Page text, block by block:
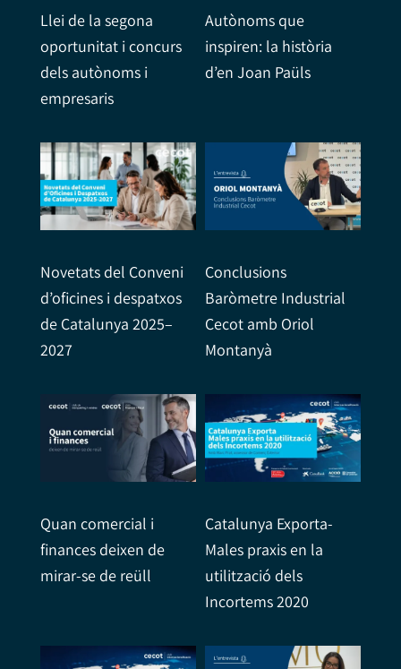
Llei de la segona
oportunitat i concurs
dels autònoms i
empresaris
Autònoms que
inspiren: la història
d’en Joan Paüls
Novetats del Conveni
d’oficines i despatxos
de Catalunya 2025–
2027
Conclusions
Baròmetre Industrial
Cecot amb Oriol
Montanyà
Quan comercial i
finances deixen de
mirar-se de reüll
Catalunya Exporta-
Males praxis en la
utilització dels
Incortems 2020